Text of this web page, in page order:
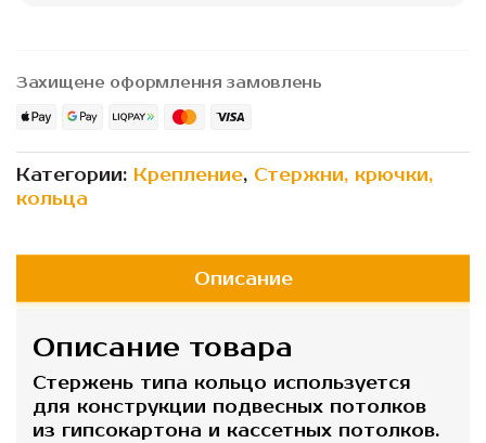
Захищене оформлення замовлень
Категории: Крепление, Стержни, крючки,
кольца
Описание
Описание товара
Стержень типа кольцо используется
для конструкции подвесных потолков
из гипсокартона и кассетных потолков.